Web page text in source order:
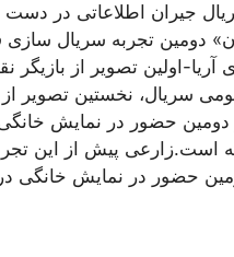
جیران اطلاعاتی در
دومین تجربه سریال
اولین تصویر از بازیگر
سریال، نخستین تصویر از
حضور در نمایش
است.زارعی پیش از این
حضور در نمایش خانگی